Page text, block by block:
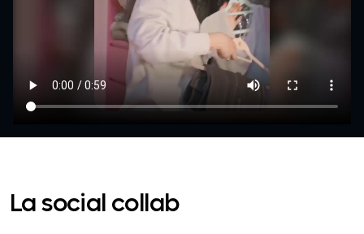
La social collab